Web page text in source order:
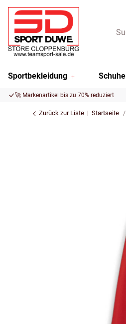
Sportbekleidung Schuhe
🚀 Markenartikel bis zu 70% reduziert
Zurück zur Liste Startseite